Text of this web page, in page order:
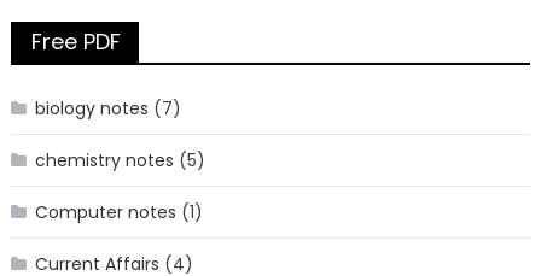
Free PDF
biology notes (7)
chemistry notes (5)
Computer notes (1)
Current Affairs (4)